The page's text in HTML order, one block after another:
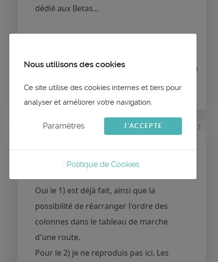
dédié aux Betas...
ConnexionouCréer un compte
pour participer à
la conversation.
il y a 4 mois 3 semaines
#3553
sur le sujet Beta versions
Oui le 1) est déjà fait, ainsi que la
possibilité de réarranger l'ordre des
colonnes dans le tableau de marche
d'une route.
Pour le 2) je ne reproduis pas ici. Les
Nous utilisons des cookies
Ce site utilise des cookies internes et tiers pour
analyser et améliorer votre navigation.
Paramètres J'ACCEPTE
Politique de Cookies